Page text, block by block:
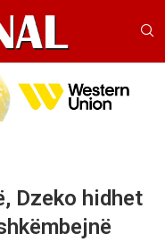
Dzeko hidhet